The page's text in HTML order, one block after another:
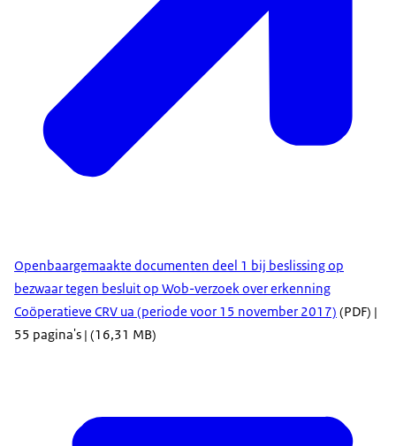
Openbaargemaakte documenten deel 1 bij beslissing op
bezwaar tegen besluit op Wob-verzoek over erkenning
Coöperatieve CRV ua (periode voor 15 november 2017) (PDF) |
55 pagina's | (16,31 MB)